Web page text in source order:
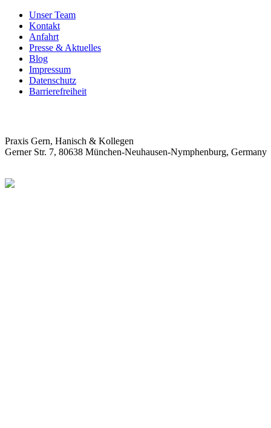
Unser Team
Kontakt
Anfahrt
Presse & Aktuelles
Blog
Impressum
Datenschutz
Barrierefreiheit
Praxis Gern, Hanisch & Kollegen
Gerner Str. 7, 80638 München-Neuhausen-Nymphenburg, Germany